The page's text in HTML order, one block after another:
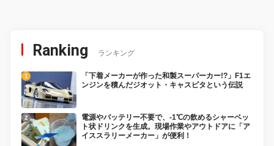
Ranking ランキング
「下着メーカーが作った和製スーパーカー!?」F1エ
ンジンを積んだジオット・キャスピタという伝説
電源やバッテリー不要で、-1℃の飲めるシャーベッ
ト状ドリンクを生成。現場作業やアウトドアに「ア
イススラリーメーカー」が便利！